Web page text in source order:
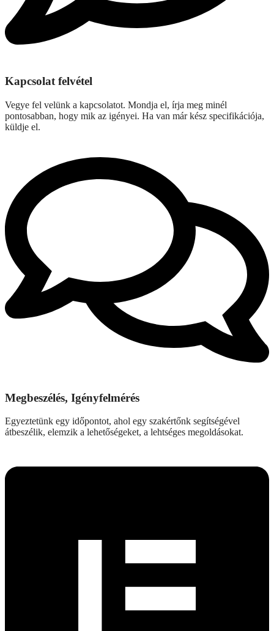
Kapcsolat felvétel
Vegye fel velünk a kapcsolatot. Mondja el, írja meg minél
pontosabban, hogy mik az igényei. Ha van már kész specifikációja,
küldje el.
Megbeszélés, Igényfelmérés
Egyeztetünk egy időpontot, ahol egy szakértőnk segítségével
átbeszélik, elemzik a lehetőségeket, a lehtséges megoldásokat.